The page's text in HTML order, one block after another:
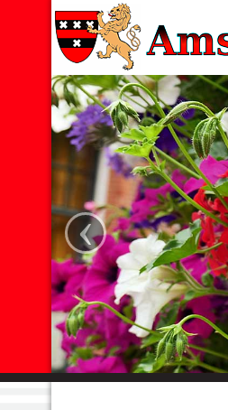
‹